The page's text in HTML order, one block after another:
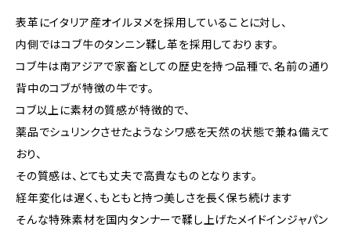
表革にイタリア産オイルヌメを採用していることに対し、
内側ではコブ牛のタンニン鞣し革を採用しております。
コブ牛は南アジアで家畜としての歴史を持つ品種で、名前の通り
背中のコブが特徴の牛です。
コブ以上に素材の質感が特徴的で、
薬品でシュリンクさせたようなシワ感を天然の状態で兼ね備えて
おり、
その質感は、とても丈夫で高貴なものとなります。
経年変化は遅く、もともと持つ美しさを長く保ち続けます
そんな特殊素材を国内タンナーで鞣し上げたメイドインジャパン